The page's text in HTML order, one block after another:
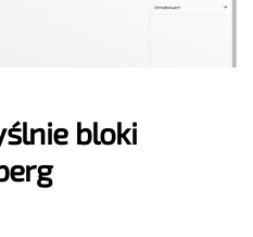
bloki